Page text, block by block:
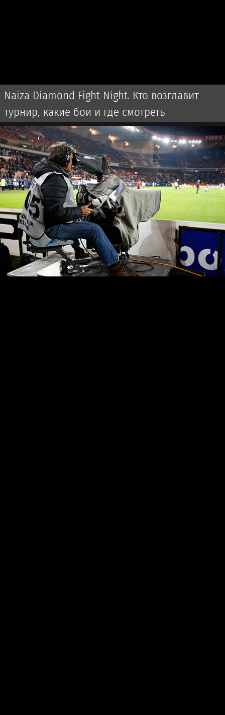
Naiza Diamond Fight Night. Кто возглавит
турнир, какие бои и где смотреть